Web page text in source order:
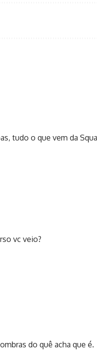
tudo o que vem da
vc veio?
do quê acha que é.